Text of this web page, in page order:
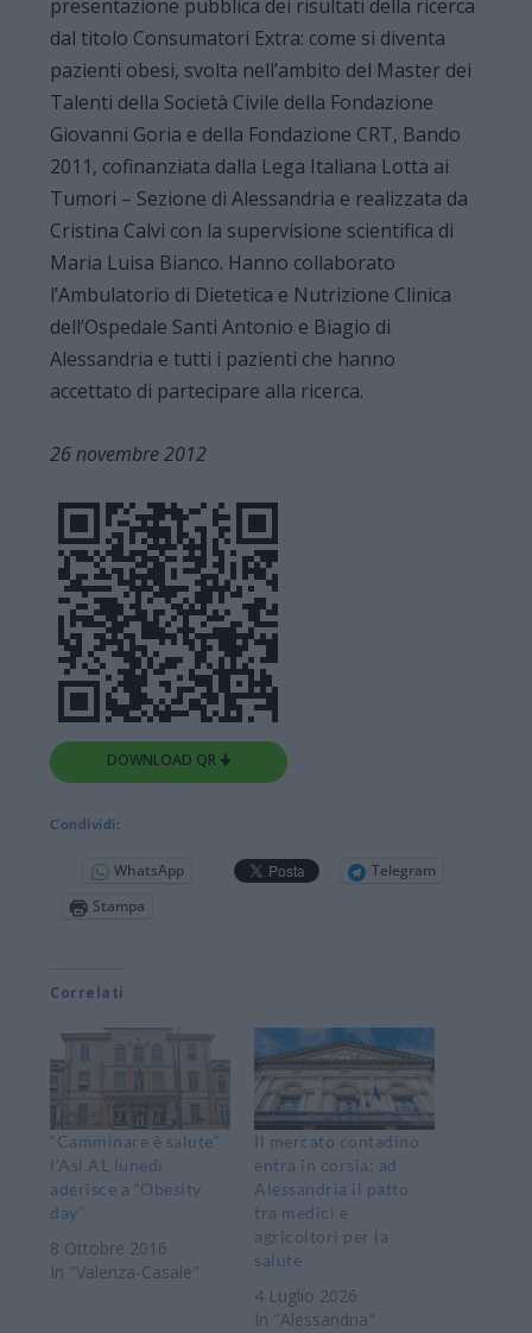
presentazione pubblica dei risultati della ricerca
dal titolo Consumatori Extra: come si diventa
pazienti obesi, svolta nell’ambito del Master dei
Talenti della Società Civile della Fondazione
Giovanni Goria e della Fondazione CRT, Bando
2011, cofinanziata dalla Lega Italiana Lotta ai
Tumori – Sezione di Alessandria e realizzata da
Cristina Calvi con la supervisione scientifica di
Maria Luisa Bianco. Hanno collaborato
l’Ambulatorio di Dietetica e Nutrizione Clinica
dell’Ospedale Santi Antonio e Biagio di
Alessandria e tutti i pazienti che hanno
accettato di partecipare alla ricerca.
26 novembre 2012
DOWNLOAD QR 🠋
Condividi:
WhatsApp
Telegram
Stampa
Correlati
“Camminare è salute”
l’Asl AL lunedì
aderisce a “Obesity
day”
8 Ottobre 2016
In "Valenza-Casale"
Il mercato contadino
entra in corsia: ad
Alessandria il patto
tra medici e
agricoltori per la
salute
4 Luglio 2026
In "Alessandria"